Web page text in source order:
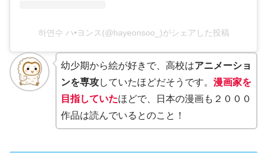
하연수 ハ•ヨンス(@hayeonsoo_)がシェアした投稿
幼少期から絵が好きで、高校はアニメーショ
ンを専攻していたほどだそうです。 漫画家を
目指していたほどで、日本の漫画も２０００
作品は読んでいるとのこと！